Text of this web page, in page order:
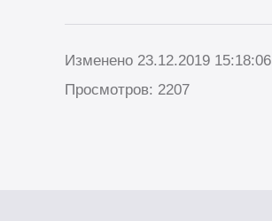
Изменено 23.12.2019 15:18:06
Просмотров: 2207